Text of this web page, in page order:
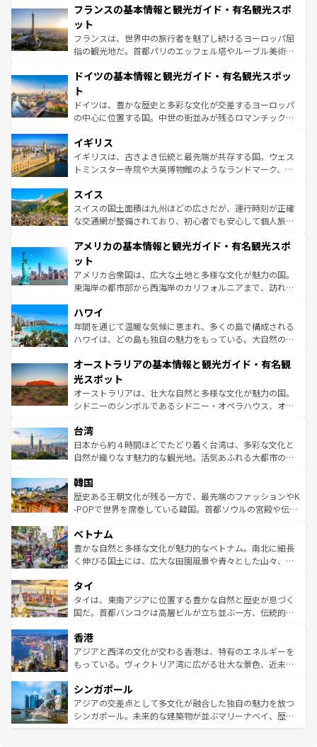
なお、新着のイタリア情報はコンテンツ一覧を参照してほ
しい。
文化が根付くこの国では、情熱的なフラメンコ、熱気あふ
れる闘牛、そして美味しいタパスが生活の一部となってい
る。首都マドリードの洗練された雰囲気や、バルセロナの
アートに溢れた街角から、地方では古代ローマ遺跡や中世
せる。地方によって風土や気候が異なるスペインはその個
ンテンツ一覧 を参照してほしい。
フランスの基本情報と観光ガイド・有名観光スポ
ット
フランスは、世界中の旅行者を魅了し続けるヨーロッパ屈
指の観光地だ。首都パリのエッフェル塔やルーブル美術館
で、幅広い魅力が詰まっている。華麗な宮殿、歴史的な大
聖堂、美しいビーチ、そして豊かな自然が、訪れる者を心
から魅了する。また、フランスは美食の国としても知ら
れ、フランス料理はユネスコ無形文化遺産にも登録されて
香り高いラベンダー畑など、多彩な楽しみ方が可能だ。さ
らに、パリ以外の地域にも魅力が溢れており、どの街角に
も豊かな歴史と文化が息づいている。パリ以外の個性あふ
を参照してほしい。
ドイツの基本情報と観光ガイド・有名観光スポッ
ト
ドイツは、豊かな歴史と多彩な文化が交差するヨーロッパ
の中心に位置する国。中世の街並みが残るロマンチック街
顔を持つこの国は、どこを歩いても飽きることがない。ベ
ルリンの文化的活気、バイエルン州のアルプスの絶景、そ
してライン川沿いのワイン畑といった風景は必見。ビール
は、お酒好きな人にはぜひ体験してほしい。 なお、新着の
ドイツ情報はコンテンツ一覧を参照してほしい。
イギリス
イギリスは、古きよき伝統と最先端が共存する国。ウェス
トミンスター寺院や大英博物館のようなランドマーク、歴
リアごとに異なる魅力がある。また、優雅なアフタヌーン
ティー、ビール好きにはたまらない英国パブ、サッカー観
戦など、本場だからこそできる体験も豊富。イギリスを旅
ンツ一覧を参照してほしい。
スイス
スイスの国土面積は九州ほどの広さだが、運行時刻が正確
な交通網が整備されており、初心者でも安心して個人旅行
の建物がそのまま残る町や、スイスならではのユニークな
博物館もあり、アルプス観光だけでなく町歩きも満喫する
ことができる。国民の所得が高いため物価も高いが、旅行
者向けの交通パス提供のサービスもあり、うまく活用すれ
着のスイス情報は
アメリカの基本情報と観光ガイド・有名観光スポ
ット
アメリカ合衆国は、広大な土地と多様な文化が魅力の国。
東海岸の都市部から西海岸のカリフォルニアまで、訪れる
のような巨大都市は、観光、ショッピング、エンターテイ
ンメントが詰まった刺激的なスポットだ。一方、アメリカ
西部には大自然が広がり、グランドキャニオンやイエロー
部のニューオーリンズでは、音楽と美食が融合した独特の
文化が魅力。旅行者はアメリカの各地域で異なる魅力を楽
しみながら、その多様性と豊かな歴史を感じることができ
るだろう。車でのロードトリップや列車の旅も、アメリカ
情報は
ハワイ
年間を通じて温暖な気候に恵まれ、多くの島で構成される
ハワイは、どの島も独自の魅力をもっている。大自然の神
ワイ島は見逃せない。また、定番の観光地といえばオアフ
島だが、静かな自然を求めるならマウイ島やカウアイ島が
おすすめ。エメラルドグリーンに輝く海をはじめ、豊かな
文化や歴史が息づいている。「アロハスピリット」と呼ば
人々、おいしいローカルフードやハワイアンミュージッ
ク、伝統的なフラダンスなど、すべてがハワイの魅力を彩
っている。訪れるたびに新しい発見と感動が待っているハ
はコンテンツ一覧
オーストラリアの基本情報と観光ガイド・有名観
光スポット
オーストラリアは、壮大な自然と多様な文化が魅力の国。
シドニーのシンボルであるシドニー・オペラハウス、オー
リアリーフや大陸中央部にそびえるウルル（エアーズロッ
ク）、タスマニアの美しい原生林やケアンズの熱帯雨林な
ど、見どころがたくさん。また、カフェやワイン、オージ
いる。アクティビティも充実しており、サーフィンやダイ
ビング、ハイキングなど、アウトドア好きにはたまらな
い。オーストラリアの多彩な魅力を存分に味わいつくそ
参照してほしい。
台湾
日本から約４時間ほどでたどり着く台湾は、多彩な文化と
自然が織りなす魅力的な観光地。活気あふれる大都市の台
ン）、静ひつな山岳地帯である台湾東部など、都市の喧騒
と山間の静けさが共存しており、訪れる人に新しい発見と
驚きをもたらしてくれる。また、奥深い台湾の食文化も魅
容にもいいと評判のスイーツなど、バラエティ豊かな料理
が味わえる。 なお、新着の台湾情報は コンテンツ一覧を参
照してほしい。
韓国
歴史ある王朝文化が残る一方で、最先端のファッションやK
-POPで世界を席巻している韓国。首都ソウルの宮殿や伝統
き、地方に足を延ばせば四季折々の自然美を楽しむことが
できる。そして、キムチや焼肉、絶品のストリートフード
まで、さまざまな韓国料理が待っている。夜には、韓国な
リティに包まれながら、韓国の多彩な魅力を心ゆくまで味
わってみてほしい。 なお、新着の韓国情報はコンテンツ一
覧を参照してほしい。
ベトナム
豊かな自然と多様な文化が魅力的なベトナム。南北に細長
く伸びる国土には、広大な田園風景や青々とした山々、世
急速な発展と共に伝統が息づく。ハノイの古い町並みやホ
ーチミン市のフランス統治時代の建物も、独特の雰囲気を
醸し出している。また、バラエティの豊かさとおいしさで
とつ。フォーやバインミー、ベトナムコーヒーなどは、ぜ
ひ現地で味わいたい。どの地域を訪れてもあたたかい人々
が旅行者を迎えてくれるので、きっと忘れられない旅にな
参照してほしい。
タイ
タイは、東南アジアに位置する豊かな自然と歴史が息づく
国だ。首都バンコクは高層ビルが立ち並ぶ一方、伝統的な
の活気が交差している。北部ではチェンマイなどの山岳地
帯で自然と触れ合い、南部ではプーケットやクラビの美し
いビーチでリゾート気分を楽しむことができる。タイ料理
激する。気候は一年中温暖で、どの季節にも異なる楽しみ
が待っている。親しみやすいタイの人々、仏教を中心とし
た文化、そして多様な観光資源が、訪れる旅人を魅了し続
香港
アジアと西洋の文化が交わる香港は、特有のエネルギーを
もっている。ヴィクトリア湾に広がる壮大な景色、近未来
み、どこを訪れても感動するはず。観光スポットが密集し
ており、効率よく見どころを回れるのも魅力。息をのむよ
うな絶景から文化的な体験まで、香港を存分に楽しみ尽く
シンガポール
アジアの交差点として多文化が融合した独自の魅力を放つ
シンガポール。未来的な建築物が並ぶマリーナベイ、歴史